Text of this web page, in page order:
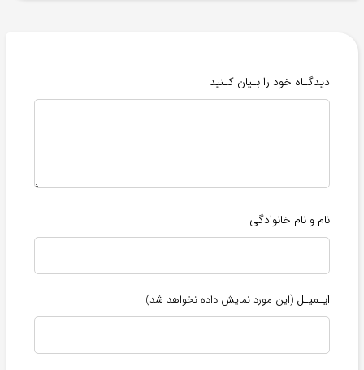
دیدگـاه خود را بـیان کـنید
نام و نام خانوادگی
ایـمیـل (این مورد نمایش داده نخواهد شد)